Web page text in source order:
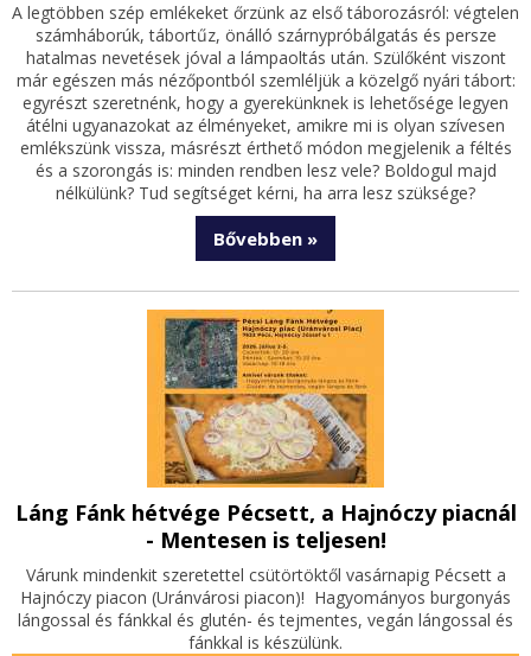
A legtöbben szép emlékeket őrzünk az első táborozásról: végtelen
számháborúk, tábortűz, önálló szárnypróbálgatás és persze
hatalmas nevetések jóval a lámpaoltás után. Szülőként viszont
már egészen más nézőpontból szemléljük a közelgő nyári tábort:
egyrészt szeretnénk, hogy a gyerekünknek is lehetősége legyen
átélni ugyanazokat az élményeket, amikre mi is olyan szívesen
emlékszünk vissza, másrészt érthető módon megjelenik a féltés
és a szorongás is: minden rendben lesz vele? Boldogul majd
nélkülünk? Tud segítséget kérni, ha arra lesz szüksége?
Bővebben »
Láng Fánk hétvége Pécsett, a Hajnóczy piacnál
- Mentesen is teljesen!
Várunk mindenkit szeretettel csütörtöktől vasárnapig Pécsett a
Hajnóczy piacon (Uránvárosi piacon)! Hagyományos burgonyás
lángossal és fánkkal és glutén- és tejmentes, vegán lángossal és
fánkkal is készülünk.